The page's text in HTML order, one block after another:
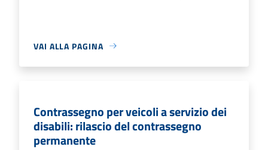
VAI ALLA PAGINA
Contrassegno per veicoli a servizio dei
disabili: rilascio del contrassegno
permanente